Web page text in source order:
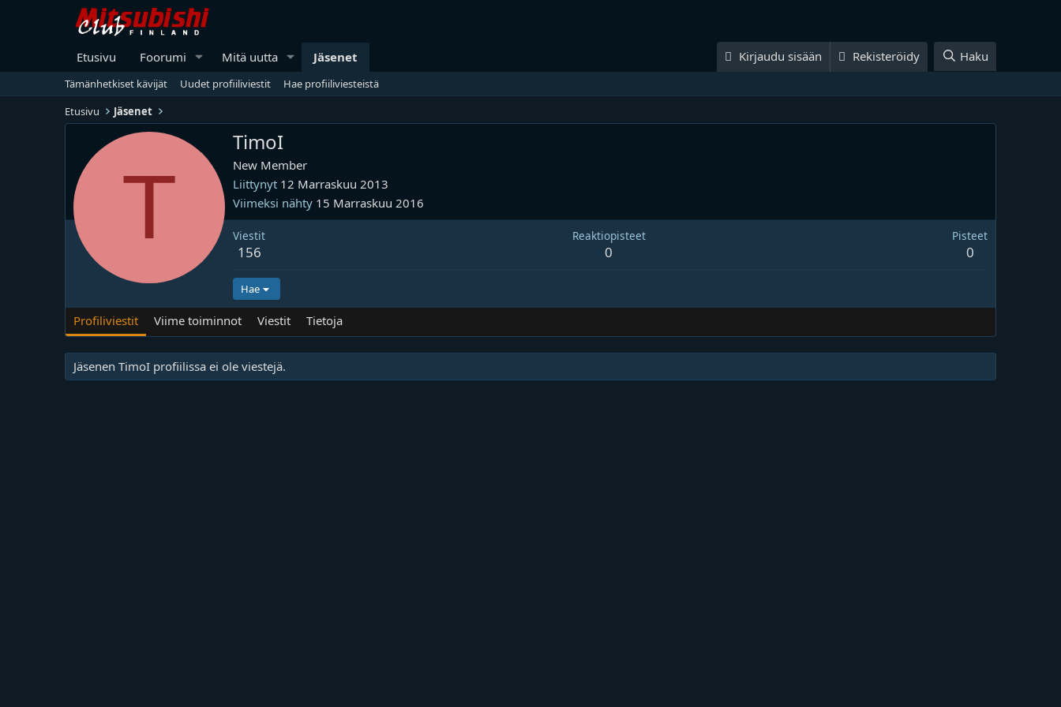
Etusivu Foorumi Mitä uutta Jäsenet Kirjaudu sisään Rekisteröidy Haku
Tämänhetkiset kävijät Uudet profiiliviestit
Hae profiiliviesteistä
Etusivu
Jäsenet
T
TimoI
New Member
Liittynyt 12 Marraskuu 2013
Viimeksi nähty 15 Marraskuu 2016
Viestit
156
Reaktiopisteet
0
Pisteet
0
Hae
Profiliviestit Viime toiminnot Viestit Tietoja
Jäsenen TimoI profiilissa ei ole viestejä.